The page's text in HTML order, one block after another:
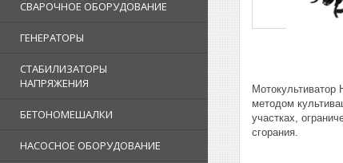
СВАРОЧНОЕ ОБОРУДОВАНИЕ
ГЕНЕРАТОРЫ
СТАБИЛИЗАТОРЫ
НАПРЯЖЕНИЯ
БЕТОНОМЕШАЛКИ
НАСОСНОЕ ОБОРУДОВАНИЕ
Мотокультиватор
методом
участках,
сгорания.